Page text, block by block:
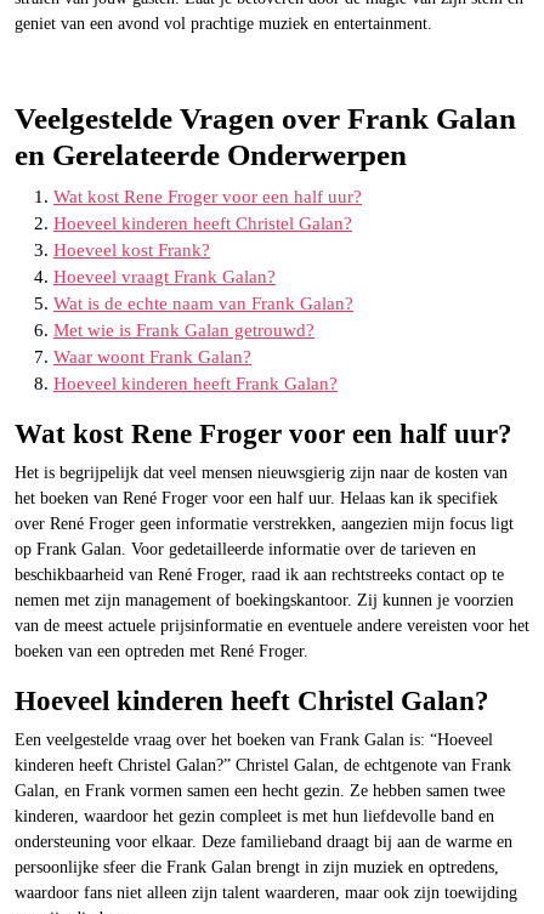
geniet van een avond vol prachtige muziek en entertainment.
Veelgestelde Vragen over Frank Galan
en Gerelateerde Onderwerpen
Wat kost Rene Froger voor een half uur?
Hoeveel kinderen heeft Christel Galan?
Hoeveel kost Frank?
Hoeveel vraagt Frank Galan?
Wat is de echte naam van Frank Galan?
Met wie is Frank Galan getrouwd?
Waar woont Frank Galan?
Hoeveel kinderen heeft Frank Galan?
Wat kost Rene Froger voor een half uur?
Het is begrijpelijk dat veel mensen nieuwsgierig zijn naar de kosten van
het boeken van René Froger voor een half uur. Helaas kan ik specifiek
over René Froger geen informatie verstrekken, aangezien mijn focus ligt
op Frank Galan. Voor gedetailleerde informatie over de tarieven en
beschikbaarheid van René Froger, raad ik aan rechtstreeks contact op te
nemen met zijn management of boekingskantoor. Zij kunnen je voorzien
van de meest actuele prijsinformatie en eventuele andere vereisten voor het
boeken van een optreden met René Froger.
Hoeveel kinderen heeft Christel Galan?
Een veelgestelde vraag over het boeken van Frank Galan is: “Hoeveel
kinderen heeft Christel Galan?” Christel Galan, de echtgenote van Frank
Galan, en Frank vormen samen een hecht gezin. Ze hebben samen twee
kinderen, waardoor het gezin compleet is met hun liefdevolle band en
ondersteuning voor elkaar. Deze familieband draagt bij aan de warme en
persoonlijke sfeer die Frank Galan brengt in zijn muziek en optredens,
waardoor fans niet alleen zijn talent waarderen, maar ook zijn toewijding